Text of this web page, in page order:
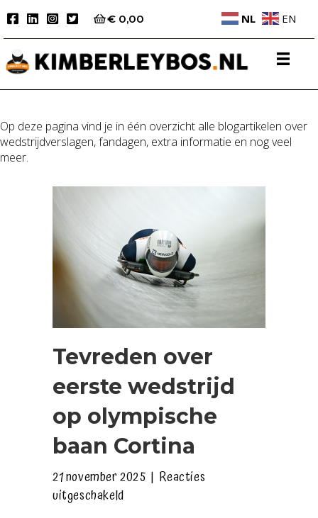
€ 0,00 NL EN
Op deze pagina vind je in één overzicht alle blogartikelen over
wedstrijdverslagen, fandagen, extra informatie en nog veel
meer.
Tevreden over
eerste wedstrijd
op olympische
baan Cortina
21 november 2025 | Reacties
uitgeschakeldvoor